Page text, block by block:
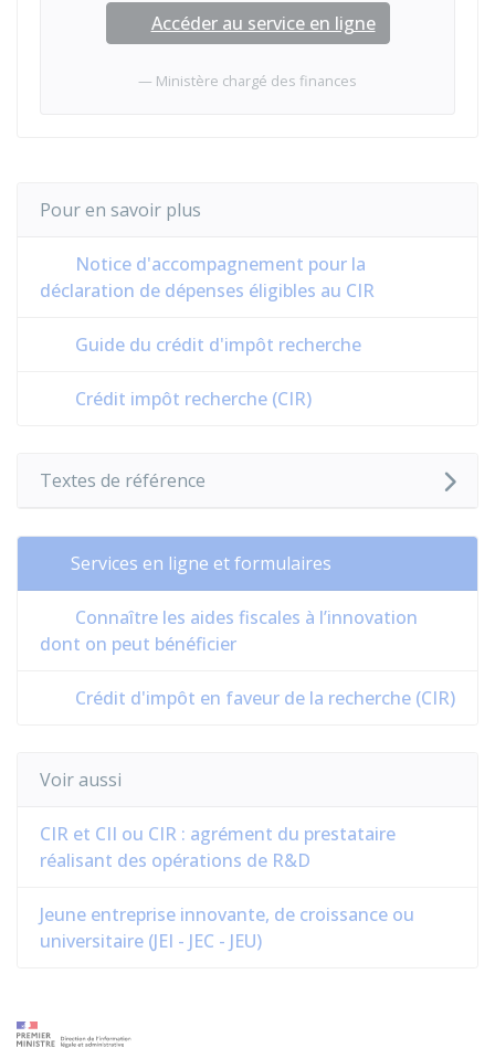
Accéder au service en ligne
Ministère chargé des finances
Pour en savoir plus
Notice d'accompagnement pour la
déclaration de dépenses éligibles au CIR
Guide du crédit d'impôt recherche
Crédit impôt recherche (CIR)
Textes de référence
Services en ligne et formulaires
Connaître les aides fiscales à l’innovation
dont on peut bénéficier
Crédit d'impôt en faveur de la recherche (CIR)
Voir aussi
CIR et CII ou CIR : agrément du prestataire
réalisant des opérations de R&D
Jeune entreprise innovante, de croissance ou
universitaire (JEI - JEC - JEU)